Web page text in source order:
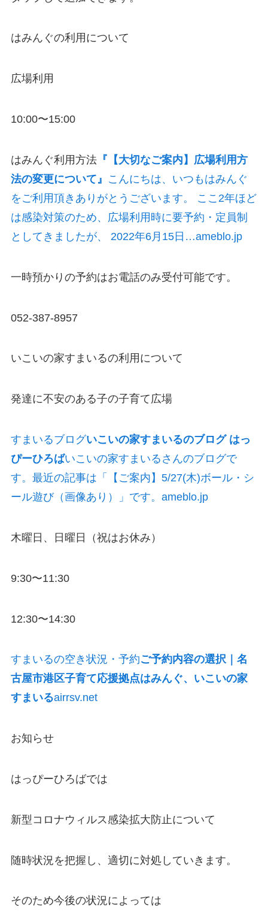
はみんぐの利用について
広場利用
10:00〜15:00
はみんぐ利用方法『【大切なご案内】広場利用方
法の変更について』 こんにちは、いつもはみんぐ
をご利用頂きありがとうございます。 ここ2年ほど
は感染対策のため、広場利用時に要予約・定員制
としてきましたが、 2022年6月15日…ameblo.jp
一時預かりの予約はお電話のみ受付可能です。
052-387-8957
いこいの家すまいるの利用について
発達に不安のある子の子育て広場
すまいるブログいこいの家すまいるのブログ はっ
ぴーひろばいこいの家すまいるさんのブログで
す。最近の記事は「【ご案内】5/27(木)ボール・シ
ール遊び（画像あり）」です。ameblo.jp
木曜日、日曜日（祝はお休み）
9:30〜11:30
12:30〜14:30
すまいるの空き状況・予約ご予約内容の選択｜名
古屋市港区子育て応援拠点はみんぐ、いこいの家
すまいるairrsv.net
お知らせ
はっぴーひろばでは
新型コロナウィルス感染拡大防止について
随時状況を把握し、適切に対処していきます。
そのため今後の状況によっては